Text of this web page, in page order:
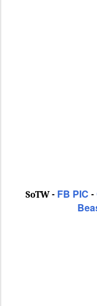
SoTW - FB PIC -